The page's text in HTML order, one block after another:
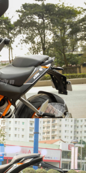
ABS 2014: